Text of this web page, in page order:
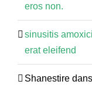
eros non.
sinusitis
erat eleifend
Shanestire dans